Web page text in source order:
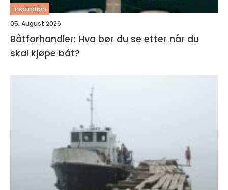
inspiration
05. August 2026
Båtforhandler: Hva bør du se etter når du
skal kjøpe båt?